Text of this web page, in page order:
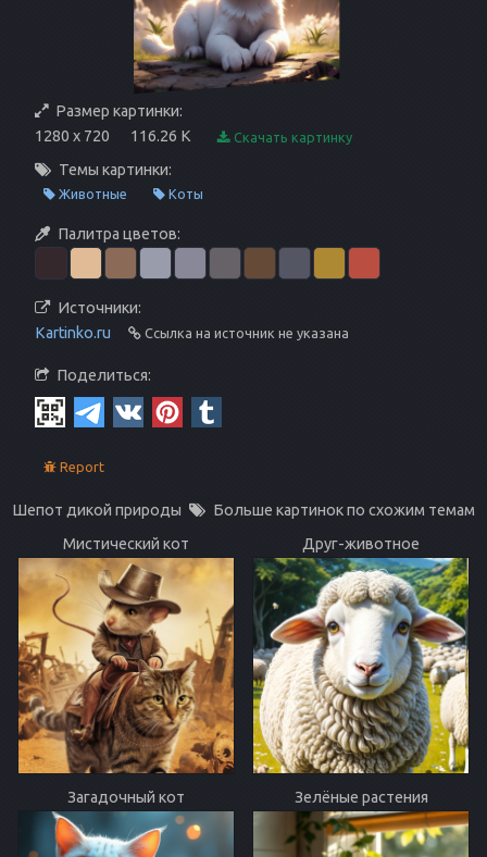
Размер картинки:
1280 x 720
116.26 K Скачать картинку
Темы картинки:
Животные Коты
Палитра цветов:
Источники:
Kartinko.ru
Ссылка на источник не указана
Поделиться:
Report
Шепот дикой природы
Больше картинок по схожим темам
Мистический кот
Друг-животное
Загадочный кот Зелёные растения